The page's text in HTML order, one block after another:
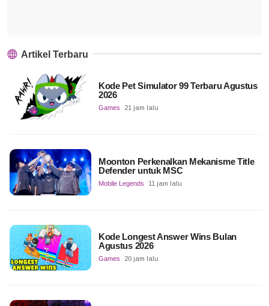
Artikel Terbaru
Kode Pet Simulator 99 Terbaru Agustus
2026
Games 21 jam lalu
Moonton Perkenalkan Mekanisme Title
Defender untuk MSC
Mobile Legends 11 jam lalu
Kode Longest Answer Wins Bulan
Agustus 2026
Games 20 jam lalu